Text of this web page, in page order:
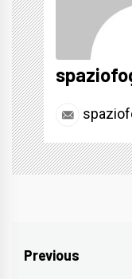
Navigazione
Previous